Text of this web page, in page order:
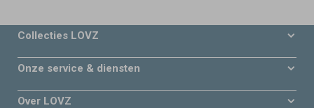
Collecties LOVZ
Onze service & diensten
Over LOVZ